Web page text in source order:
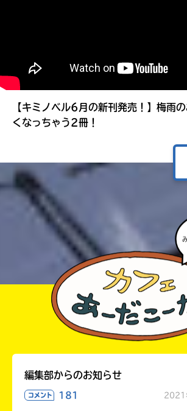
【キミノベル6月の新刊発売！】梅雨
くなっちゃう2冊！
編集部からのお知らせ
コメント 181 2021